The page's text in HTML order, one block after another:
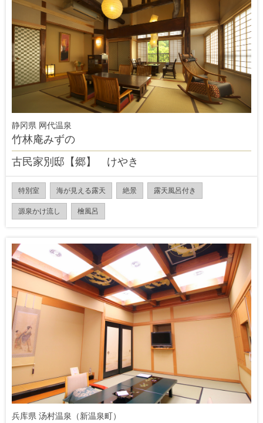
静冈県 网代温泉
竹林庵みずの
古民家別邸【郷】 けやき
特別室 海が見える露天 絶景 露天風呂付き
源泉かけ流し 檜風呂
兵库県 汤村温泉（新温泉町）